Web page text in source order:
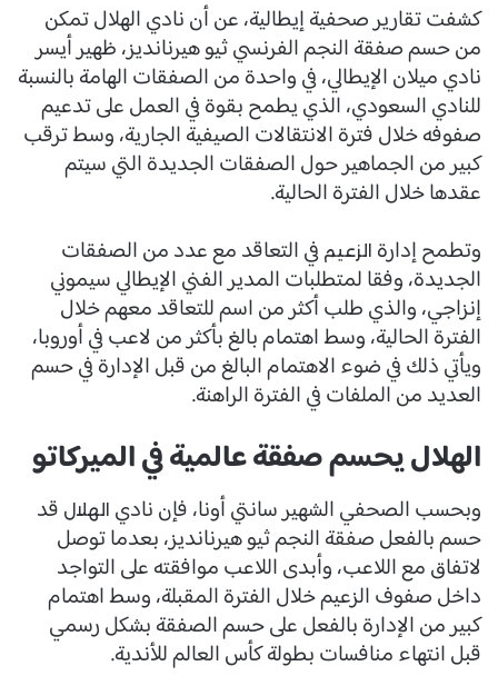
كشفت تقارير صحفية إيطالية، عن أن نادي الهلال تمكن
من حسم صفقة النجم الفرنسي ثيو هيرنانديز، ظهير أيسر
نادي ميلان الإيطالي، في واحدة من الصفقات الهامة بالنسبة
للنادي السعودي، الذي يطمح بقوة في العمل على تدعيم
صفوفه خلال فترة الانتقالات الصيفية الجارية، وسط ترقب
كبير من الجماهير حول الصفقات الجديدة التي سيتم
عقدها خلال الفترة الحالية.
وتطمح إدارة الزعيم في التعاقد مع عدد من الصفقات
الجديدة، وفقا لمتطلبات المدير الفني الإيطالي سيموني
إنزاجي، والذي طلب أكثر من اسم للتعاقد معهم خلال
الفترة الحالية، وسط اهتمام بالغ بأكثر من لاعب في أوروبا،
ويأتي ذلك في ضوء الاهتمام البالغ من قبل الإدارة في حسم
العديد من الملفات في الفترة الراهنة.
الهلال يحسم صفقة عالمية في الميركاتو
وبحسب الصحفي الشهير سانتي أونا، فإن نادي الهلال قد
حسم بالفعل صفقة النجم ثيو هيرنانديز، بعدما توصل
لاتفاق مع اللاعب، وأبدى اللاعب موافقته على التواجد
داخل صفوف الزعيم خلال الفترة المقبلة، وسط اهتمام
كبير من الإدارة بالفعل على حسم الصفقة بشكل رسمي
قبل انتهاء منافسات بطولة كأس العالم للأندية.